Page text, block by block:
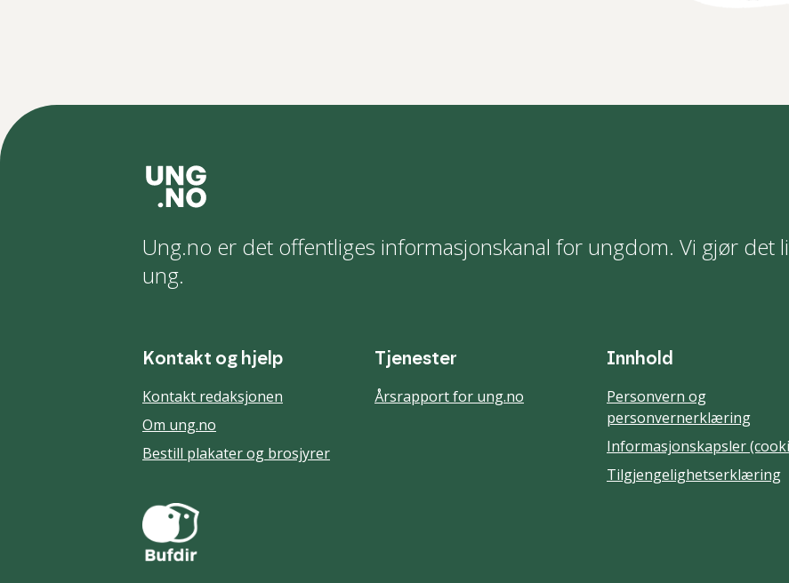
Ung.no er det offentliges informasjonskanal for ungdom. Vi gjør det
ung.
Kontakt og hjelp
Kontakt redaksjonen
Om ung.no
Bestill plakater og brosjyrer
Tjenester
Årsrapport for ung.no
Innhold
Personvern og
personvernerklæring
Informasjonskapsler
Tilgjengelighetserklæring